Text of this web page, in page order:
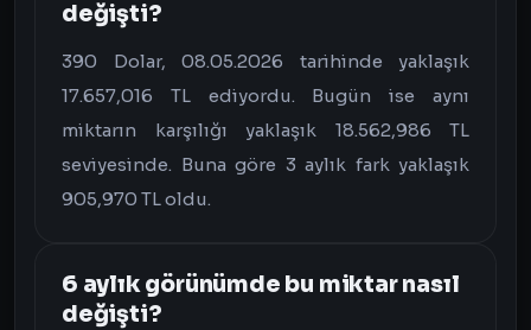
değişti?
390 Dolar, 08.05.2026 tarihinde yaklaşık
17.657,016 TL ediyordu. Bugün ise aynı
miktarın karşılığı yaklaşık 18.562,986 TL
seviyesinde. Buna göre 3 aylık fark yaklaşık
905,970 TL oldu.
6 aylık görünümde bu miktar nasıl
değişti?